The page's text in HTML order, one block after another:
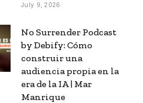
July 9, 2026
No Surrender Podcast
by Debify: Cómo
construir una
audiencia propia en la
era de la IA | Mar
Manrique